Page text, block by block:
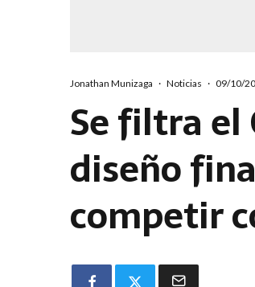
Jonathan Munizaga · Noticias · 09/10/
Se filtra el
diseño
competir